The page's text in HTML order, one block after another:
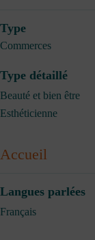
Type
Commerces
Type détaillé
Beauté et bien être
Esthéticienne
Accueil
Langues parlées
Français